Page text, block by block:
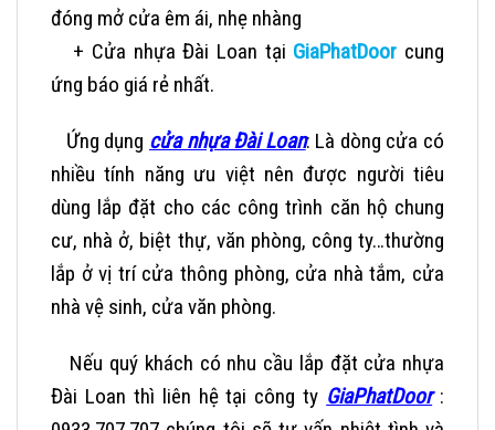
đóng mở cửa êm ái, nhẹ nhàng
+ Cửa nhựa Đài Loan tại GiaPhatDoor cung
ứng báo giá rẻ nhất.
Ứng dụng cửa nhựa Đài Loan: Là dòng cửa có
nhiều tính năng ưu việt nên được người tiêu
dùng lắp đặt cho các công trình căn hộ chung
cư, nhà ở, biệt thự, văn phòng, công ty…thường
lắp ở vị trí cửa thông phòng, cửa nhà tắm, cửa
nhà vệ sinh, cửa văn phòng.
Nếu quý khách có nhu cầu lắp đặt cửa nhựa
Đài Loan thì liên hệ tại công ty GiaPhatDoor: